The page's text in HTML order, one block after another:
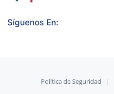
Síguenos En:
Política de Seguridad |